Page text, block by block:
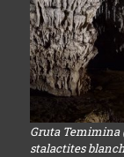
Gruta Temimina
stalactites